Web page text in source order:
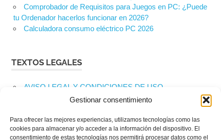
Gestionar consentimiento
Para ofrecer las mejores experiencias, utilizamos tecnologías como las
cookies para almacenar y/o acceder a la información del dispositivo. El
consentimiento de estas tecnologías nos permitirá procesar datos como el
Comprobador de Requisitos para Juegos en PC: ¿Puede
tu Ordenador hacerlos funcionar en 2026?
Calculadora consumo eléctrico PC 2026
TEXTOS LEGALES
AVISO LEGAL Y CONDICIONES DE USO
Política de cookies (UE)
POLÍTICA DE PRIVACIDAD